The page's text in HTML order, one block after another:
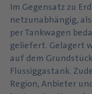
Im Gegensatz zu
netzunabhängig,
per Tankwagen
geliefert. Gelagert
auf dem
Flüssiggastank.
Region, Anbieter